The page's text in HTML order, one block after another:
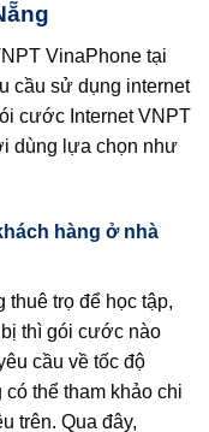
VinaPhone tại
cầu sử dụng internet
cước Internet VNPT
dùng lựa chọn như
hàng ở nhà
trọ để học tập,
thì gói cước nào
cầu về tốc độ
thể tham khảo chi
trên. Qua đây,